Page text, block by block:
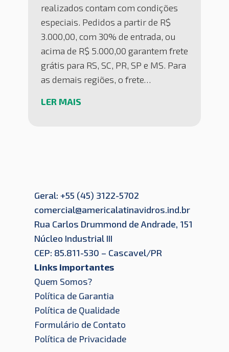
realizados contam com condições
especiais. Pedidos a partir de R$
3.000,00, com 30% de entrada, ou
acima de R$ 5.000,00 garantem frete
grátis para RS, SC, PR, SP e MS. Para
as demais regiões, o frete…
LER MAIS
Geral: +55 (45) 3122-5702
comercial@americalatinavidros.ind.br
Rua Carlos Drummond de Andrade, 151
Núcleo Industrial III
CEP: 85.811-530 – Cascavel/PR
Links importantes
Quem Somos?
Política de Garantia
Política de Qualidade
Formulário de Contato
Política de Privacidade